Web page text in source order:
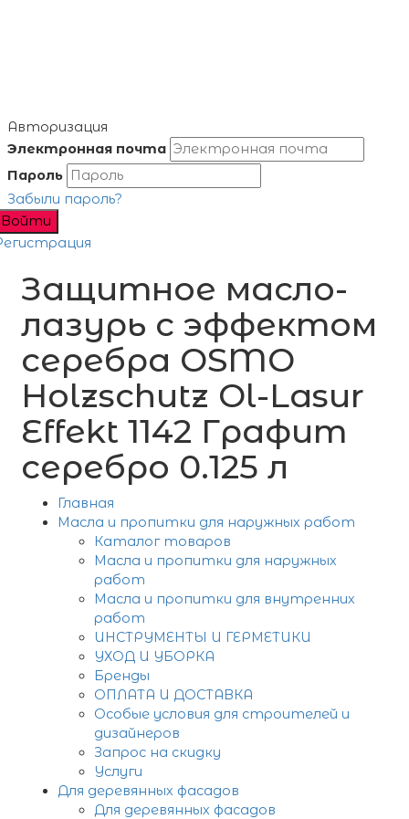
Авторизация
Электронная почта
Пароль
Забыли пароль?
Войти
Защитное масло-
лазурь с эффектом
серебра OSMO
Holzschutz Ol-Lasur
Effekt 1142 Графит
серебро 0.125 л
Главная
Масла и пропитки для наружных работ
Каталог товаров
Масла и пропитки для наружных
работ
Масла и пропитки для внутренних
работ
ИНСТРУМЕНТЫ И ГЕРМЕТИКИ
УХОД И УБОРКА
Бренды
ОПЛАТА И ДОСТАВКА
Особые условия для строителей и
дизайнеров
Запрос на скидку
Услуги
Для деревянных фасадов
Для деревянных фасадов